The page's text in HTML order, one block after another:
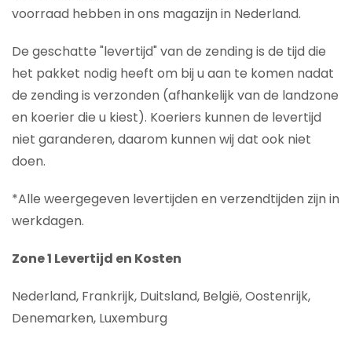
voorraad hebben in ons magazijn in Nederland.
De geschatte "levertijd" van de zending is de tijd die
het pakket nodig heeft om bij u aan te komen nadat
de zending is verzonden (afhankelijk van de landzone
en koerier die u kiest). Koeriers kunnen de levertijd
niet garanderen, daarom kunnen wij dat ook niet
doen.
*Alle weergegeven levertijden en verzendtijden zijn in
werkdagen.
Zone 1 Levertijd en Kosten
Nederland, Frankrijk, Duitsland, België, Oostenrijk,
Denemarken, Luxemburg